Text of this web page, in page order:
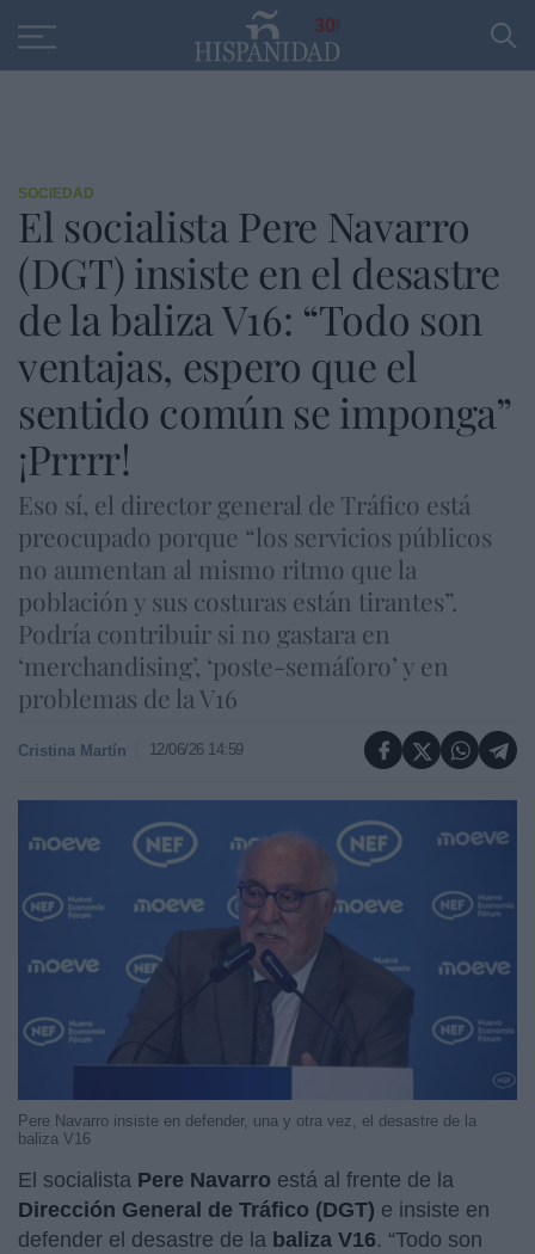
30
SOCIEDAD
El socialista Pere Navarro
(DGT) insiste en el desastre
de la baliza V16: “Todo son
ventajas, espero que el
sentido común se imponga”
¡Prrrr!
Eso sí, el director general de Tráfico está
preocupado porque “los servicios públicos
no aumentan al mismo ritmo que la
población y sus costuras están tirantes”.
Podría contribuir si no gastara en
‘merchandising’, ‘poste-semáforo’ y en
problemas de la V16
Cristina Martín 12/06/26 14:59
Pere Navarro insiste en defender, una y otra vez, el desastre de la
baliza V16
El socialista Pere Navarro está al frente de la
Dirección General de Tráfico (DGT) e insiste en
defender el desastre de la baliza V16. “Todo son